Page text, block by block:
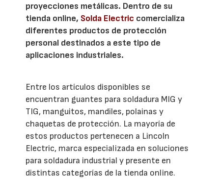
proyecciones metálicas. Dentro de su
tienda online, Solda Electric comercializa
diferentes productos de protección
personal destinados a este tipo de
aplicaciones industriales.
Entre los artículos disponibles se
encuentran guantes para soldadura MIG y
TIG, manguitos, mandiles, polainas y
chaquetas de protección. La mayoría de
estos productos pertenecen a Lincoln
Electric, marca especializada en soluciones
para soldadura industrial y presente en
distintas categorías de la tienda online.